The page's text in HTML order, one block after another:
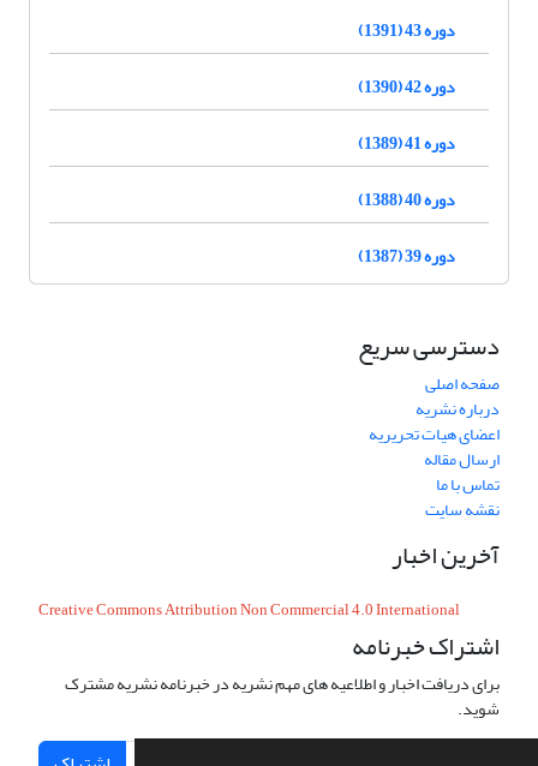
دوره 43 (1391)
دوره 42 (1390)
دوره 41 (1389)
دوره 40 (1388)
دوره 39 (1387)
دسترسی سریع
صفحه اصلی
درباره نشریه
اعضای هیات تحریریه
ارسال مقاله
تماس با ما
نقشه سایت
آخرین اخبار
Creative Commons Attribution Non Commercial 4.0 International
اشتراک خبرنامه
برای دریافت اخبار و اطلاعیه های مهم نشریه در خبرنامه نشریه مشترک
شوید.